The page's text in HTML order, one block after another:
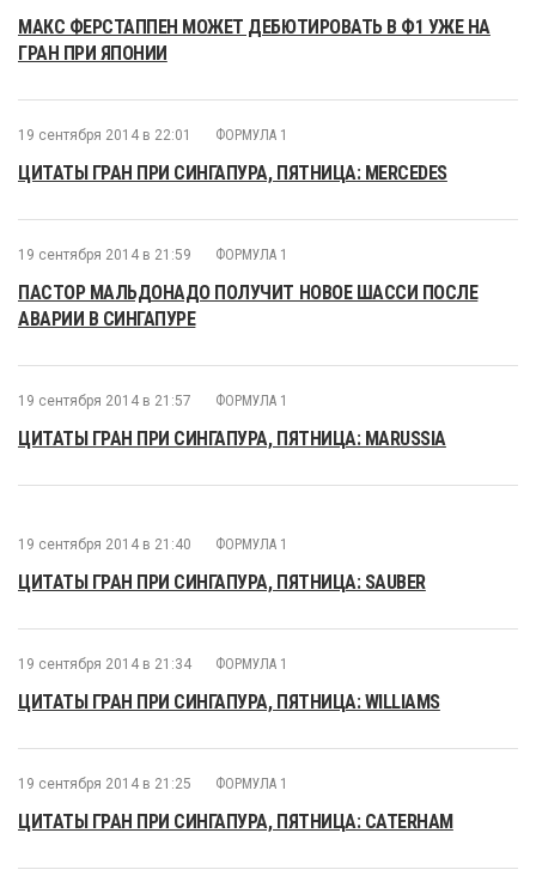
МАКС ФЕРСТАППЕН МОЖЕТ ДЕБЮТИРОВАТЬ В Ф1 УЖЕ НА
ГРАН ПРИ ЯПОНИИ
19 сентября 2014 в 22:01 ФОРМУЛА 1
ЦИТАТЫ ГРАН ПРИ СИНГАПУРА, ПЯТНИЦА: MERCEDES
19 сентября 2014 в 21:59 ФОРМУЛА 1
ПАСТОР МАЛЬДОНАДО ПОЛУЧИТ НОВОЕ ШАССИ ПОСЛЕ
АВАРИИ В СИНГАПУРЕ
19 сентября 2014 в 21:57 ФОРМУЛА 1
ЦИТАТЫ ГРАН ПРИ СИНГАПУРА, ПЯТНИЦА: MARUSSIA
19 сентября 2014 в 21:40 ФОРМУЛА 1
ЦИТАТЫ ГРАН ПРИ СИНГАПУРА, ПЯТНИЦА: SAUBER
19 сентября 2014 в 21:34 ФОРМУЛА 1
ЦИТАТЫ ГРАН ПРИ СИНГАПУРА, ПЯТНИЦА: WILLIAMS
19 сентября 2014 в 21:25 ФОРМУЛА 1
ЦИТАТЫ ГРАН ПРИ СИНГАПУРА, ПЯТНИЦА: CATERHAM